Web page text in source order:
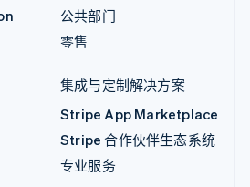
公共部门
零售
集成与定制解决方案
Stripe App Marketplace
Stripe 合作伙伴生态系统
专业服务